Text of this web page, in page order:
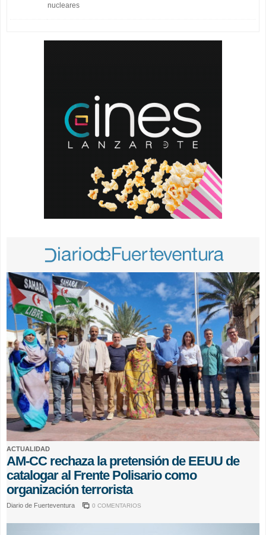
nucleares
ACTUALIDAD
AM-CC rechaza la pretensión de EEUU de
catalogar al Frente Polisario como
organización terrorista
Diario de Fuerteventura 0 COMENTARIOS